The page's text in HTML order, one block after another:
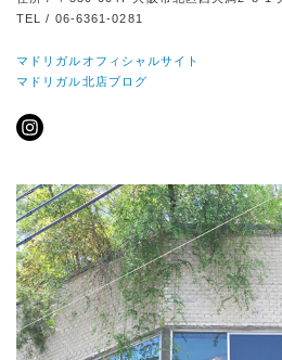
TEL / 06-6361-0281
マドリガルオフィシャルサイト
マドリガル北店ブログ